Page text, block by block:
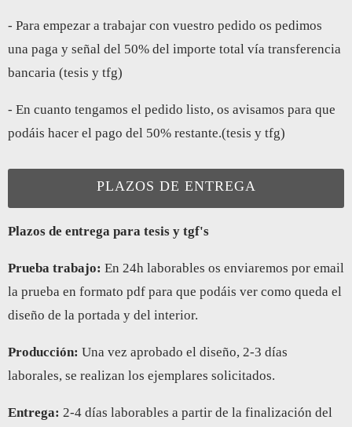
- Para empezar a trabajar con vuestro pedido os pedimos
una paga y señal del 50% del importe total vía transferencia
bancaria (tesis y tfg)
- En cuanto tengamos el pedido listo, os avisamos para que
podáis hacer el pago del 50% restante.(tesis y tfg)
PLAZOS DE ENTREGA
Plazos de entrega para tesis y tgf's
Prueba trabajo: En 24h laborables os enviaremos por email
la prueba en formato pdf para que podáis ver como queda el
diseño de la portada y del interior.
Producción: Una vez aprobado el diseño, 2-3 días
laborales, se realizan los ejemplares solicitados.
Entrega: 2-4 días laborables a partir de la finalización del